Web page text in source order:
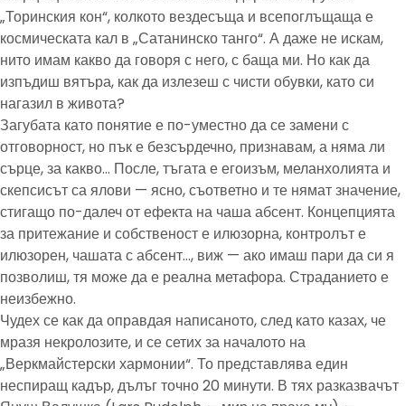
„Торинския кон“, колкото вездесъща и всепоглъщаща е
космическата кал в „Сатанинско танго“. А даже не искам,
нито имам какво да говоря с него, с баща ми. Но как да
изпъдиш вятъра, как да излезеш с чисти обувки, като си
нагазил в живота?
Загубата като понятие е по-уместно да се замени с
отговорност, но пък е безсърдечно, признавам, а няма ли
сърце, за какво… После, тъгата е егоизъм, меланхолията и
скепсисът са ялови — ясно, съответно и те нямат значение,
стигащо по-далеч от ефекта на чаша абсент. Концепцията
за притежание и собственост е илюзорна, контролът е
илюзорен, чашата с абсент…, виж — ако имаш пари да си я
позволиш, тя може да е реална метафора. Страданието е
неизбежно.
Чудех се как да оправдая написаното, след като казах, че
мразя некролозите, и се сетих за началото на
„Веркмайстерски хармонии“. То представлява един
неспиращ кадър, дълъг точно 20 минути. В тях разказвачът